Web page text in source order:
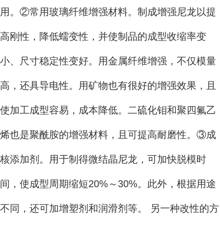
用。②常用玻璃纤维增强材料。制成增强尼龙以提
高刚性，降低蠕变性，并使制品的成型收缩率变
小、尺寸稳定性变好。用金属纤维增强，不仅模量
高，还具导电性。用矿物也有很好的增强效果，且
使加工成型容易，成本降低。二硫化钼和聚四氟乙
烯也是聚酰胺的增强材料，且可提高耐磨性。③成
核添加剂。用于制得微结晶尼龙，可加快脱模时
间，使成型周期缩短20%～30%。此外，根据用途
不同，还可加增塑剂和润滑剂等。 另一种改性的方